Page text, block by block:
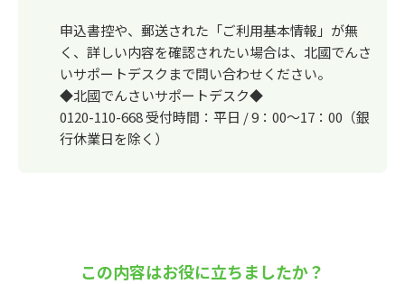
申込書控や、郵送された「ご利用基本情報」が無
く、詳しい内容を確認されたい場合は、北國でんさ
いサポートデスクまで問い合わせください。
◆北國でんさいサポートデスク◆
0120-110-668 受付時間：平日 / 9：00～17：00（銀
行休業日を除く）
この内容はお役に立ちましたか？